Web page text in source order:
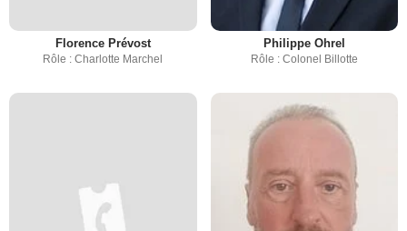
Florence Prévost
Rôle : Charlotte Marchel
Philippe Ohrel
Rôle : Colonel Billotte